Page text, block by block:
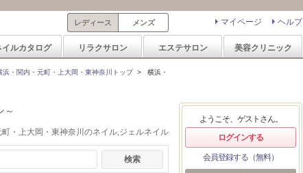
ヘルプ
マイページ
レディース メンズ
イルカタログ リラクサロン エステサロン 美容クリニック
浜・関内・元町・上大岡・東神奈川トップ> 横浜・
～
・上大岡・東神奈川のネイル,ジェルネイル
ようこそ、ゲストさん。
ログインする
会員登録する（無料）